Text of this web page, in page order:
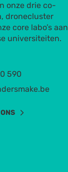
onze drie co-
dronecluster
core labo’s aan
universiteiten.
590